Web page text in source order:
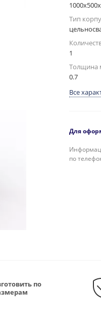
Тип
1
Толщина
0.7
Все
Для
по
по